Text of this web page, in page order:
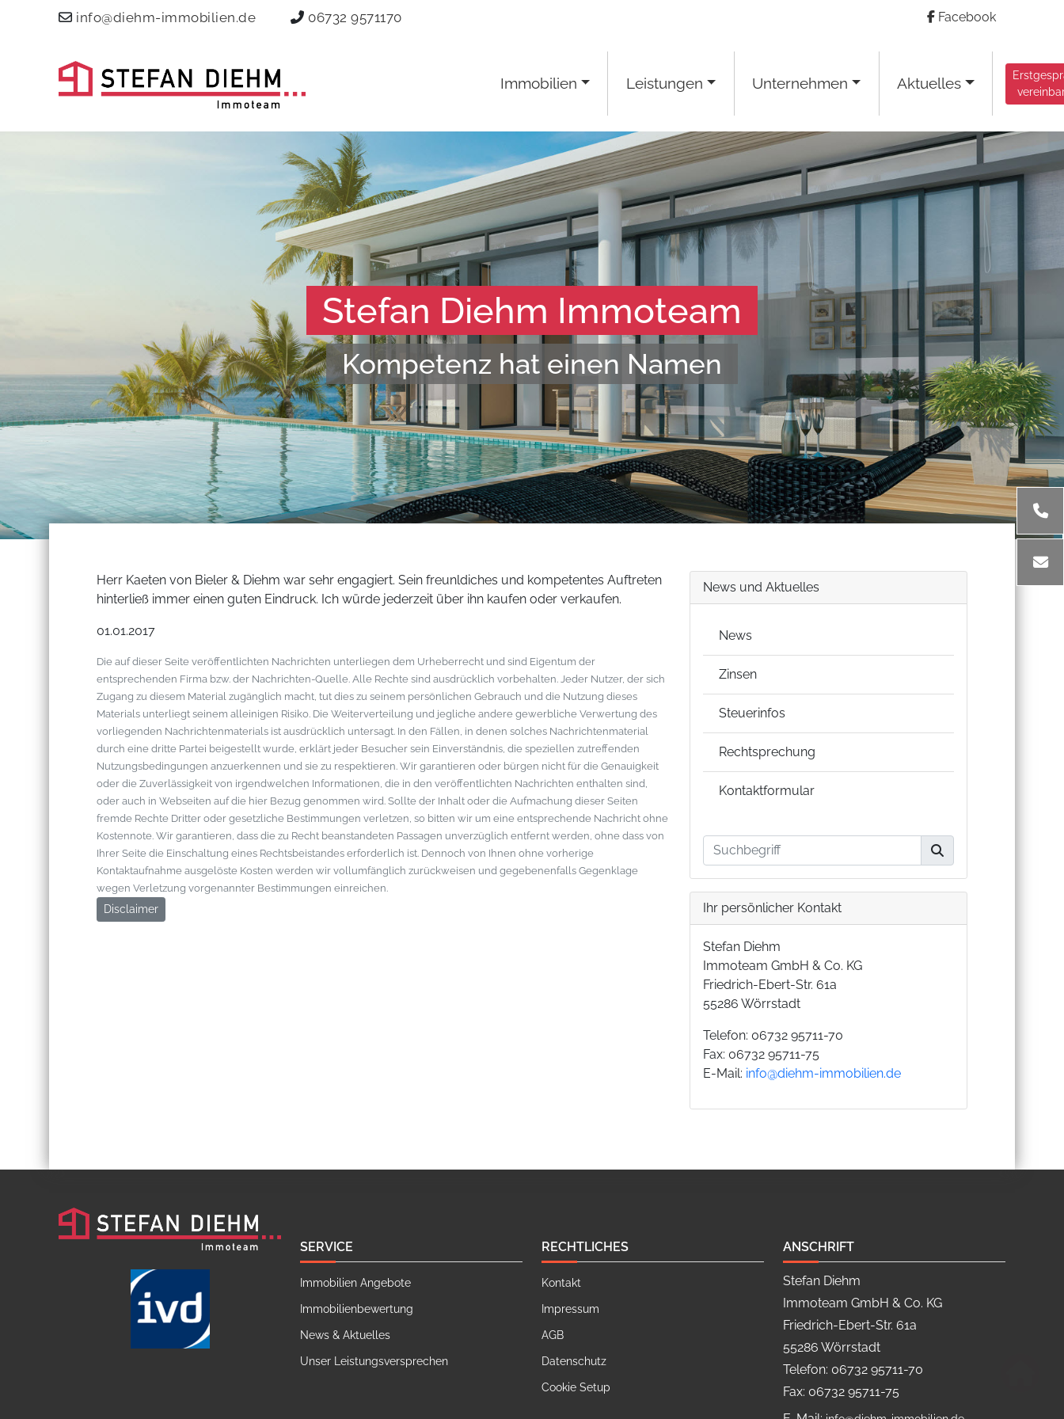
info@diehm-immobilien.de 06732 9571170 Facebook
Immobilien Leistungen Unternehmen Aktuelles
Stefan Diehm Immoteam
Kompetenz hat einen Namen
Herr Kaeten von Bieler & Diehm war sehr engagiert. Sein freunldiches und kompetentes Auftreten
hinterließ immer einen guten Eindruck. Ich würde jederzeit über ihn kaufen oder verkaufen.
01.01.2017
Die auf dieser Seite veröffentlichten Nachrichten unterliegen dem Urheberrecht und sind Eigentum der
entsprechenden Firma bzw. der Nachrichten-Quelle. Alle Rechte sind ausdrücklich vorbehalten. Jeder Nutzer, der sich
Zugang zu diesem Material zugänglich macht, tut dies zu seinem persönlichen Gebrauch und die Nutzung dieses
Materials unterliegt seinem alleinigen Risiko. Die Weiterverteilung und jegliche andere gewerbliche Verwertung des
vorliegenden Nachrichtenmaterials ist ausdrücklich untersagt. In den Fällen, in denen solches Nachrichtenmaterial
durch eine dritte Partei beigestellt wurde, erklärt jeder Besucher sein Einverständnis, die speziellen zutreffenden
Nutzungsbedingungen anzuerkennen und sie zu respektieren. Wir garantieren oder bürgen nicht für die Genauigkeit
oder die Zuverlässigkeit von irgendwelchen Informationen, die in den veröffentlichten Nachrichten enthalten sind,
oder auch in Webseiten auf die hier Bezug genommen wird. Sollte der Inhalt oder die Aufmachung dieser Seiten
fremde Rechte Dritter oder gesetzliche Bestimmungen verletzen, so bitten wir um eine entsprechende Nachricht ohne
Kostennote. Wir garantieren, dass die zu Recht beanstandeten Passagen unverzüglich entfernt werden, ohne dass von
Ihrer Seite die Einschaltung eines Rechtsbeistandes erforderlich ist. Dennoch von Ihnen ohne vorherige
Kontaktaufnahme ausgelöste Kosten werden wir vollumfänglich zurückweisen und gegebenenfalls Gegenklage
wegen Verletzung vorgenannter Bestimmungen einreichen.
Disclaimer
News und Aktuelles
News
Zinsen
Steuerinfos
Rechtsprechung
Kontaktformular
Ihr persönlicher Kontakt
Stefan Diehm
Immoteam GmbH & Co. KG
Friedrich-Ebert-Str. 61a
55286 Wörrstadt
Telefon: 06732 95711-70
Fax: 06732 95711-75
E-Mail: info@diehm-immobilien.de
SERVICE
Immobilien Angebote
Immobilienbewertung
News & Aktuelles
Unser Leistungsversprechen
RECHTLICHES
Kontakt
Impressum
AGB
Datenschutz
Cookie Setup
ANSCHRIFT
Stefan Diehm
Immoteam GmbH & Co. KG
Friedrich-Ebert-Str. 61a
55286 Wörrstadt
Telefon: 06732 95711-70
Fax: 06732 95711-75